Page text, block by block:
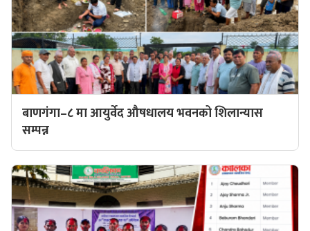
बाणगंगा–८ मा आयुर्वेद औषधालय भवनको शिलान्यास
सम्पन्न